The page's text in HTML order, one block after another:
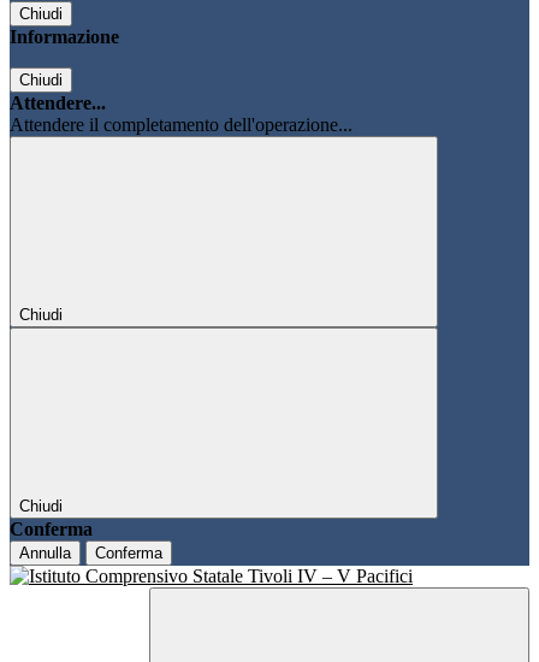
Chiudi
Informazione
Chiudi
Attendere...
Attendere il completamento dell'operazione...
Chiudi
Chiudi
Conferma
Annulla Conferma